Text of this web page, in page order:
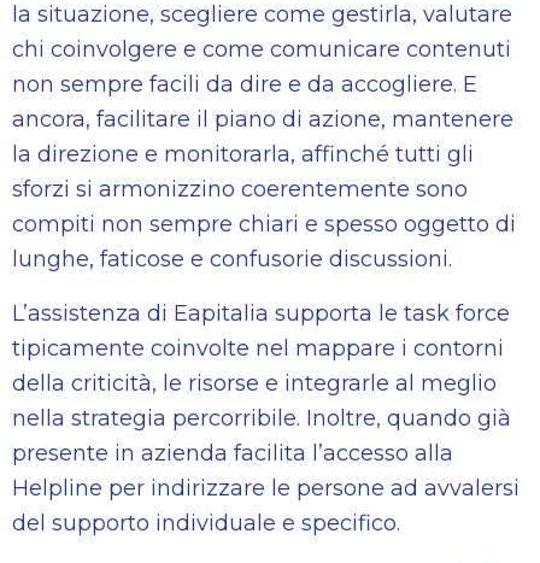
la situazione, scegliere come gestirla, valutare
chi coinvolgere e come comunicare contenuti
non sempre facili da dire e da accogliere. E
ancora, facilitare il piano di azione, mantenere
la direzione e monitorarla, affinché tutti gli
sforzi si armonizzino coerentemente sono
compiti non sempre chiari e spesso oggetto di
lunghe, faticose e confusorie discussioni.
L’assistenza di Eapitalia supporta le task force
tipicamente coinvolte nel mappare i contorni
della criticità, le risorse e integrarle al meglio
nella strategia percorribile. Inoltre, quando già
presente in azienda facilita l’accesso alla
Helpline per indirizzare le persone ad avvalersi
del supporto individuale e specifico.